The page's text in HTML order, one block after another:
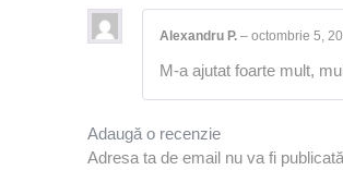
Alexandru P. – octombrie 5,
M-a ajutat foarte mult,
Adaugă o recenzie
Adresa ta de email nu va fi